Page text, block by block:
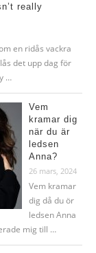
really
en ridås vackra
det upp dag för
…
Vem
kramar dig
när du är
ledsen
Anna?
26 mars, 2024
Vem kramar
dig då du ör
ledsen Anna
mig till …